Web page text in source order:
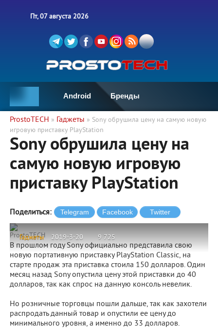
Пт, 07 августа 2026
Android Бренды
ProstoTECH » Гаджеты » Sony обрушила цену на самую новую
игровую приставку PlayStation
Sony обрушила цену на
самую новую игровую
приставку PlayStation
Поделиться:
Гаджеты 2019-3-20 9 725
ProstoTECH
В прошлом году Sony официально представила свою
новую портативную приставку PlayStation Classic, на
старте продаж эта приставка стоила 150 долларов. Один
месяц назад Sony опустила цену этой приставки до 40
долларов, так как спрос на данную консоль невелик.
Но розничные торговцы пошли дальше, так как захотели
распродать данный товар и опустили ее цену до
минимального уровня, а именно до 33 долларов.